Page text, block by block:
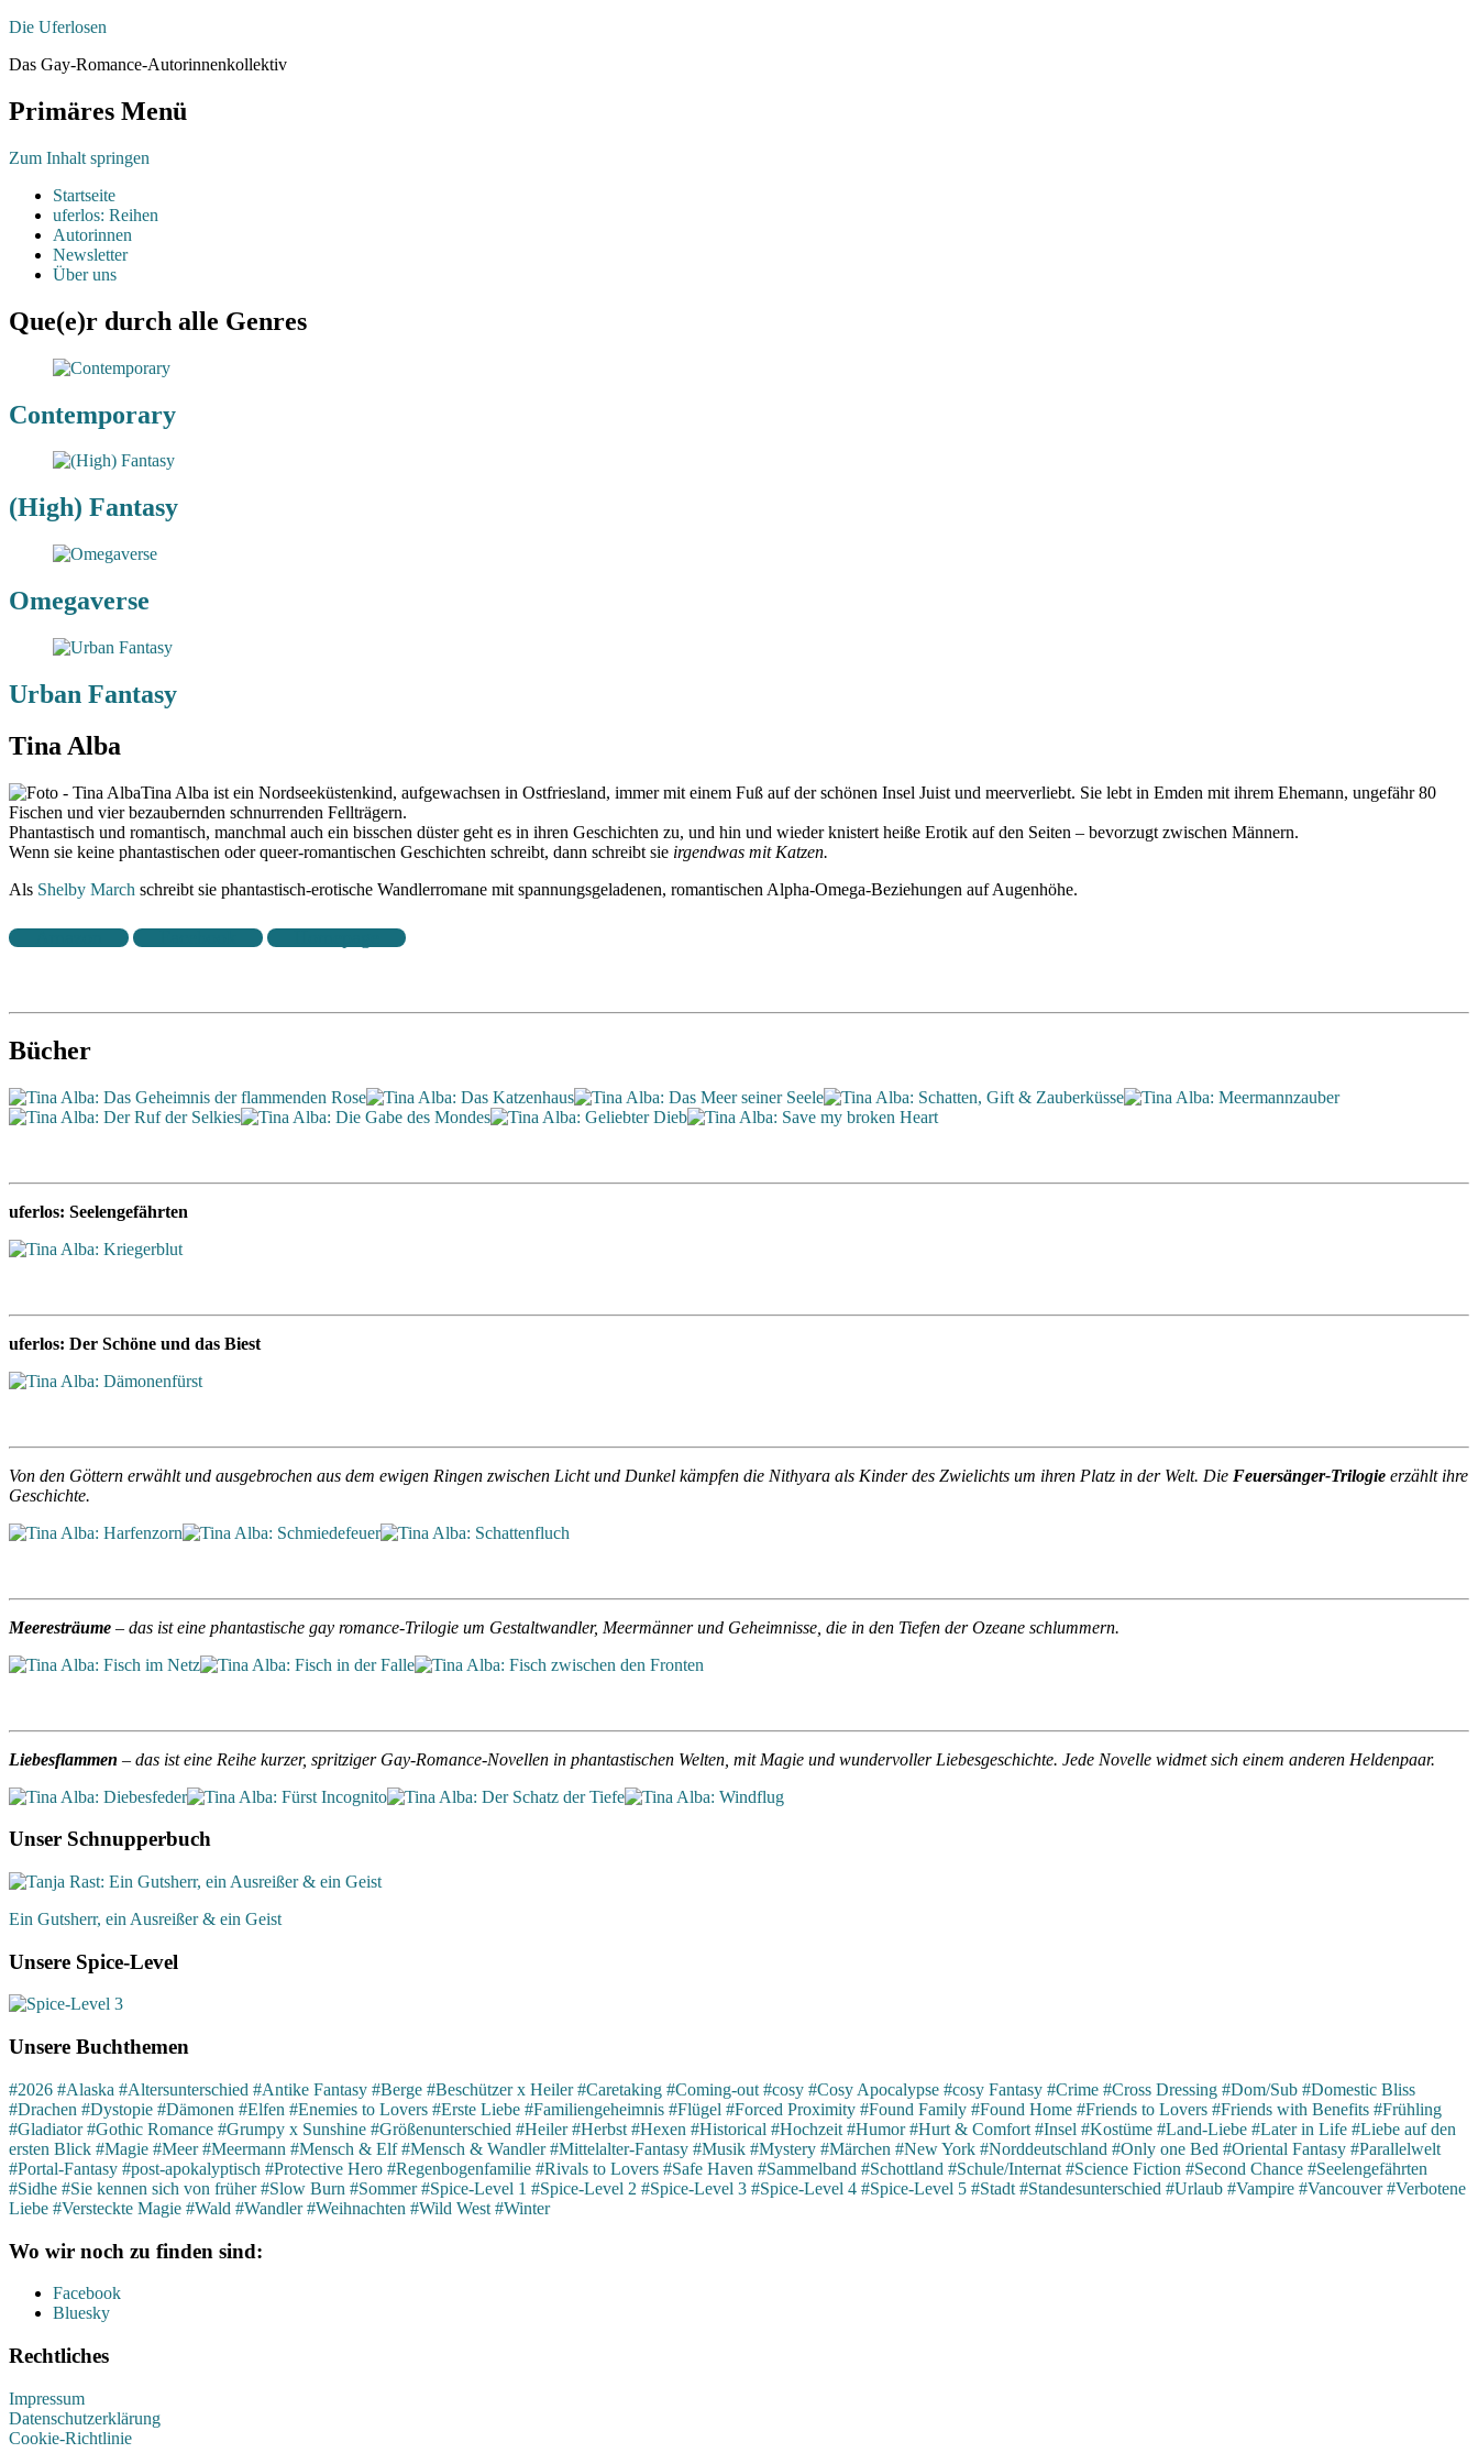
Die Uferlosen
Das Gay-Romance-Autorinnenkollektiv
Primäres Menü
Zum Inhalt springen
Startseite
uferlos: Reihen
Autorinnen
Newsletter
Über uns
Que(e)r durch alle Genres
Contemporary
(High) Fantasy
Omegaverse
Urban Fantasy
Tina Alba
Tina Alba ist ein Nordseeküstenkind, aufgewachsen in Ostfriesland, immer mit einem Fuß auf der schönen Insel Juist und meerverliebt. Sie lebt in Emden mit ihrem Ehemann, ungefähr 80
Fischen und vier bezaubernden schnurrenden Fellträgern.
Phantastisch und romantisch, manchmal auch ein bisschen düster geht es in ihren Geschichten zu, und hin und wieder knistert heiße Erotik auf den Seiten – bevorzugt zwischen Männern.
Wenn sie keine phantastischen oder queer-romantischen Geschichten schreibt, dann schreibt sie irgendwas mit Katzen.
Als Shelby March schreibt sie phantastisch-erotische Wandlerromane mit spannungsgeladenen, romantischen Alpha-Omega-Beziehungen auf Augenhöhe.
Bücher
uferlos: Seelengefährten
uferlos: Der Schöne und das Biest
Von den Göttern erwählt und ausgebrochen aus dem ewigen Ringen zwischen Licht und Dunkel kämpfen die Nithyara als Kinder des Zwielichts um ihren Platz in der Welt. Die Feuersänger-Trilogie erzählt ihre
Geschichte.
Meeresträume – das ist eine phantastische gay romance-Trilogie um Gestaltwandler, Meermänner und Geheimnisse, die in den Tiefen der Ozeane schlummern.
Liebesflammen – das ist eine Reihe kurzer, spritziger Gay-Romance-Novellen in phantastischen Welten, mit Magie und wundervoller Liebesgeschichte. Jede Novelle widmet sich einem anderen Heldenpaar.
Unser Schnupperbuch
Ein Gutsherr, ein Ausreißer & ein Geist
Unsere Spice-Level
Unsere Buchthemen
#2026 #Alaska #Altersunterschied #Antike Fantasy #Berge #Beschützer x Heiler #Caretaking #Coming-out #cosy #Cosy Apocalypse #cosy Fantasy #Crime #Cross Dressing #Dom/Sub #Domestic Bliss
#Drachen #Dystopie #Dämonen #Elfen #Enemies to Lovers #Erste Liebe #Familiengeheimnis #Flügel #Forced Proximity #Found Family #Found Home #Friends to Lovers #Friends with Benefits #Frühling
#Gladiator #Gothic Romance #Grumpy x Sunshine #Größenunterschied #Heiler #Herbst #Hexen #Historical #Hochzeit #Humor #Hurt & Comfort #Insel #Kostüme #Land-Liebe #Later in Life #Liebe auf den
ersten Blick #Magie #Meer #Meermann #Mensch & Elf #Mensch & Wandler #Mittelalter-Fantasy #Musik #Mystery #Märchen #New York #Norddeutschland #Only one Bed #Oriental Fantasy #Parallelwelt
#Portal-Fantasy #post-apokalyptisch #Protective Hero #Regenbogenfamilie #Rivals to Lovers #Safe Haven #Sammelband #Schottland #Schule/Internat #Science Fiction #Second Chance #Seelengefährten
#Sidhe #Sie kennen sich von früher #Slow Burn #Sommer #Spice-Level 1 #Spice-Level 2 #Spice-Level 3 #Spice-Level 4 #Spice-Level 5 #Stadt #Standesunterschied #Urlaub #Vampire #Vancouver #Verbotene
Liebe #Versteckte Magie #Wald #Wandler #Weihnachten #Wild West #Winter
Wo wir noch zu finden sind:
Facebook
Bluesky
Rechtliches
Impressum
Datenschutzerklärung
Cookie-Richtlinie